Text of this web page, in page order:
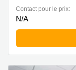
Contact pour le prix:
N/A